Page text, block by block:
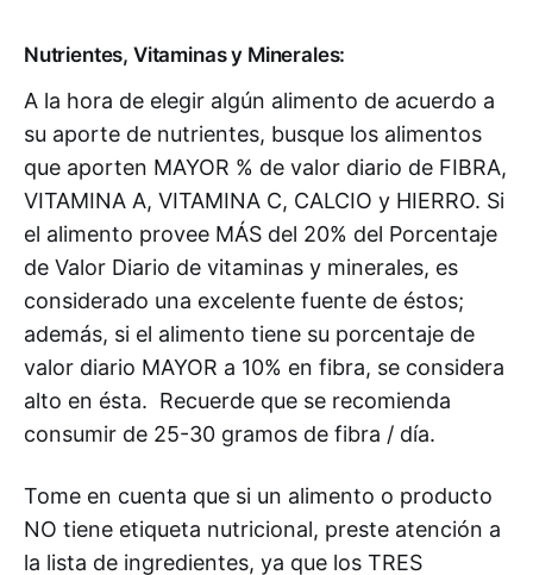
Nutrientes, Vitaminas y Minerales:
A la hora de elegir algún alimento de acuerdo a
su aporte de nutrientes, busque los alimentos
que aporten MAYOR % de valor diario de FIBRA,
VITAMINA A, VITAMINA C, CALCIO y HIERRO. Si
el alimento provee MÁS del 20% del Porcentaje
de Valor Diario de vitaminas y minerales, es
considerado una excelente fuente de éstos;
además, si el alimento tiene su porcentaje de
valor diario MAYOR a 10% en fibra, se considera
alto en ésta. Recuerde que se recomienda
consumir de 25-30 gramos de fibra / día.
Tome en cuenta que si un alimento o producto
NO tiene etiqueta nutricional, preste atención a
la lista de ingredientes, ya que los TRES